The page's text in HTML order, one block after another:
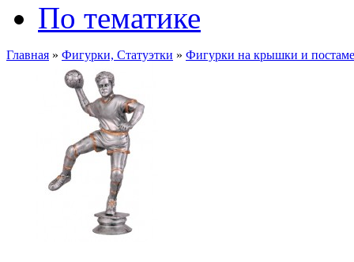
По тематике
Главная » Фигурки, Статуэтки » Фигурки на крышки и